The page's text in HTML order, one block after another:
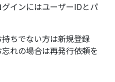
インにはユーザーIDとパ
ちでない方は新規登録
れの場合は再発行依頼を